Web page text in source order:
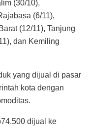
(30/10),
(6/11),
(12/11), Tanjung
dan Kemiling
yang dijual di pasar
kota dengan
dijual ke